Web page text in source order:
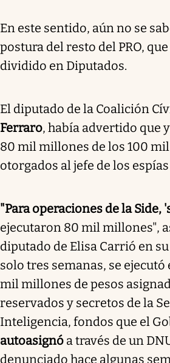
En este sentido, aún no se
postura del resto del PRO,
dividido en Diputados.
El diputado de la Coalición
Ferraro, había advertido que
80 mil millones de los 100
otorgados al jefe de los
"Para operaciones de la Side,
ejecutaron 80 mil millones",
diputado de Elisa Carrió en
solo tres semanas, se ejecutó
mil millones de pesos
reservados y secretos de la
Inteligencia, fondos que el
autoasignó a través de un
denunciado hace algunas